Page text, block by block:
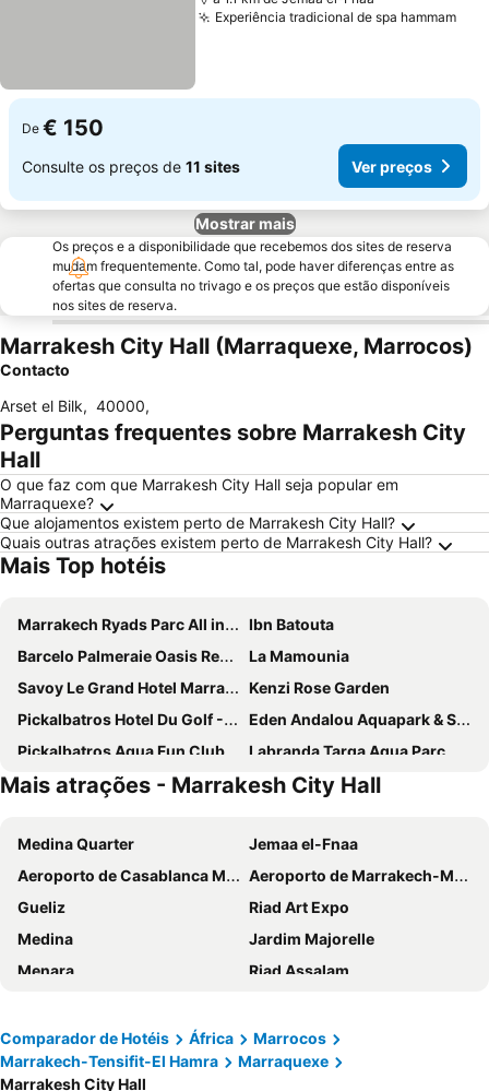
Experiência tradicional de spa hammamVer
De € 150
Consulte os preços de 11 sites Ver preços
Mostrar mais
Os preços e a disponibilidade que recebemos dos sites de reserva
mudam frequentemente. Como tal, pode haver diferenças entre as
ofertas que consulta no trivago e os preços que estão disponíveis
nos sites de reserva.
Marrakesh City Hall (Marraquexe, Marrocos)
Contacto
Arset el Bilk, 40000,
Perguntas frequentes sobre Marrakesh City
Hall
O que faz com que Marrakesh City Hall seja popular em
Marraquexe?
Que alojamentos existem perto de Marrakesh City Hall?
Quais outras atrações existem perto de Marrakesh City Hall?
Mais Top hotéis
Marrakech Ryads Parc All inclusive
Ibn Batouta
Barcelo Palmeraie Oasis Resort
La Mamounia
Savoy Le Grand Hotel Marrakech
Kenzi Rose Garden
Pickalbatros Hotel Du Golf - All Inclusive
Eden Andalou Aquapark & Spa
Pickalbatros Aqua Fun Club
Labranda Targa Aqua Parc
Grand Plaza Marrakech
Be Live Experience Marrakech Palmeraie
Hotel Riu Tikida Palmeraie - All Inclusive
Riad Puchka
Iberostar Waves Club Palmeraie Marrakech
El Olivar Palace
Imperial Holiday Hôtel & spa
Sol Oasis Marrakech - All inclusive
Les Jardins De La Koutoubia
Riad Slitine
Rose Aqua Park Hotel
Novotel Marrakech Hivernage
Le Relais De Marrakech
Riad Africa
Stars Hotel
Riad Marrakech House
Mais atrações - Marrakesh City Hall
Medina Quarter
Jemaa el-Fnaa
Aeroporto de Casablanca Mohammed V
Aeroporto de Marrakech-Menara
Gueliz
Riad Art Expo
Medina
Jardim Majorelle
Menara
Riad Assalam
Oualidia Beach
Marrakesh Railway Station
Théâtre Royal
Ourika Valley
Comparador de Hotéis África
Marrocos
Marrakech-Tensifit-El Hamra
Marraquexe
Marrakesh City Hall